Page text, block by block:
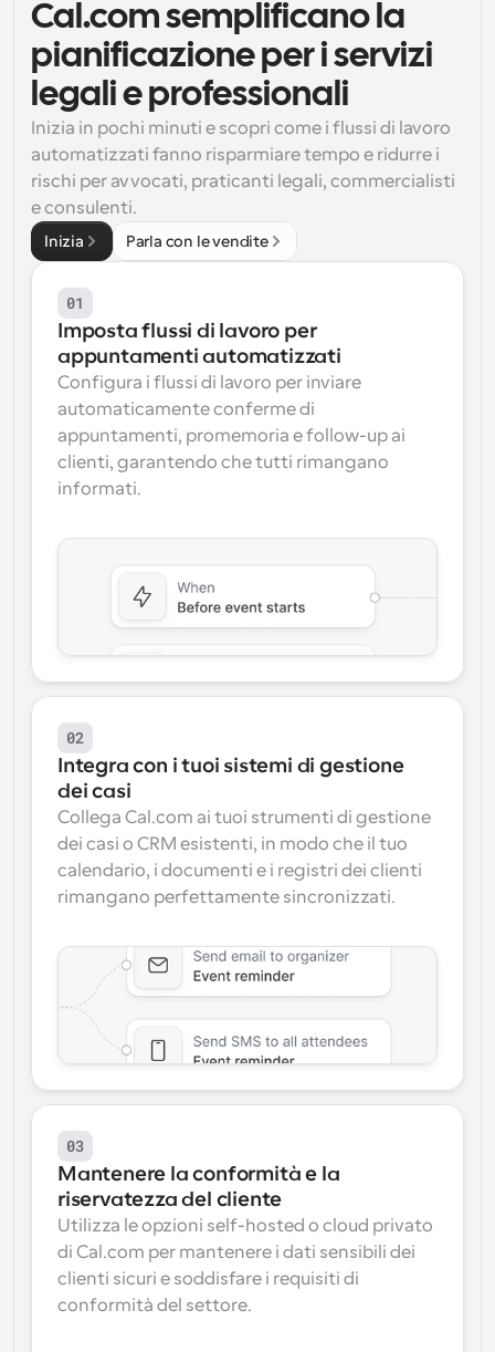
Programmazione potenziata con chiamate
supportate dall'IA
Automatizzare la pianificazione e i promemoria
Blog
Rimani aggiornato con le ultime notizie e aggiornamenti
Riunioni Instantanee
Incontrare i clienti in pochi minuti
Prenota senza sforzo riunioni con più persone
Webhook
Ricevi una notifica quando succede qualcosa
Cal.com semplificano la
pianificazione per i servizi
legali e professionali
Inizia in pochi minuti e scopri come i flussi di lavoro
automatizzati fanno risparmiare tempo e ridurre i
rischi per avvocati, praticanti legali, commercialisti
e consulenti.
Inizia Parla con le vendite
01
Imposta flussi di lavoro per
appuntamenti automatizzati
Configura i flussi di lavoro per inviare
automaticamente conferme di
appuntamenti, promemoria e follow-up ai
clienti, garantendo che tutti rimangano
informati.
02
Integra con i tuoi sistemi di gestione
dei casi
Collega Cal.com ai tuoi strumenti di gestione
dei casi o CRM esistenti, in modo che il tuo
calendario, i documenti e i registri dei clienti
rimangano perfettamente sincronizzati.
03
Mantenere la conformità e la
riservatezza del cliente
Utilizza le opzioni self-hosted o cloud privato
di Cal.com per mantenere i dati sensibili dei
clienti sicuri e soddisfare i requisiti di
conformità del settore.